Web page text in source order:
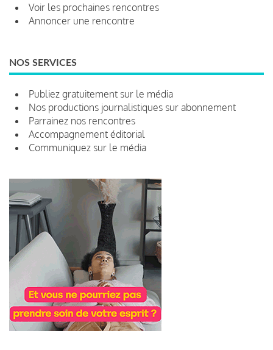
Voir les prochaines rencontres
Annoncer une rencontre
NOS SERVICES
Publiez gratuitement sur le média
Nos productions journalistiques sur abonnement
Parrainez nos rencontres
Accompagnement éditorial
Communiquez sur le média